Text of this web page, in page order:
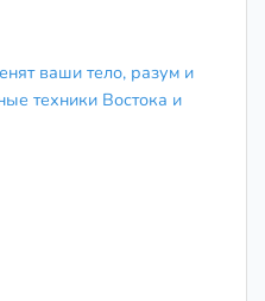
ваши тело, разум и
техники Востока и